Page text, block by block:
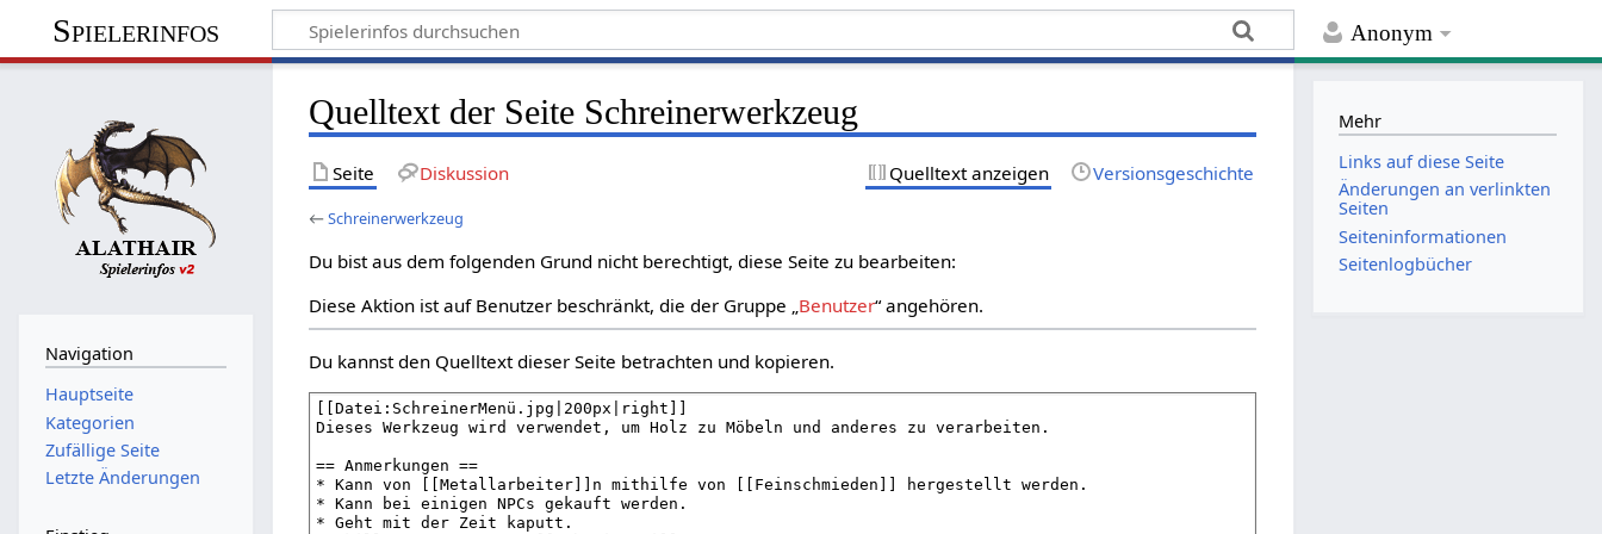
Anonym
Spielerinfos
Quelltext der Seite Schreinerwerkzeug
Seite Diskussion Quelltext anzeigen Versionsgeschichte
←Schreinerwerkzeug
Du bist aus dem folgenden Grund nicht berechtigt, diese Seite zu bearbeiten:
Diese Aktion ist auf Benutzer beschränkt, die der Gruppe „Benutzer“ angehören.
Du kannst den Quelltext dieser Seite betrachten und kopieren.
Navigation
Hauptseite
Kategorien
Zufällige Seite
Letzte Änderungen
Mehr
Links auf diese Seite
Änderungen an verlinkten
Seiten
Seiten­­informationen
Seitenlogbücher